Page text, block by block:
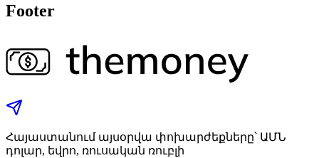
Footer
Հայաստանում այսօրվա փոխարժեքները՝ ԱՄՆ
դոլար, եվրո, ռուսական ռուբլի